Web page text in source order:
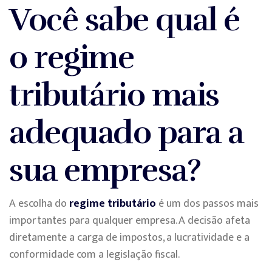
Você sabe qual é
o regime
tributário mais
adequado para a
sua empresa?
A escolha do regime tributário é um dos passos mais
importantes para qualquer empresa. A decisão afeta
diretamente a carga de impostos, a lucratividade e a
conformidade com a legislação fiscal.